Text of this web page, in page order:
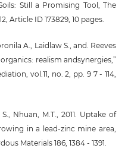
Still a Promising Tool, The
Article ID 173829, 10 pages.
A., Laidlaw S., and. Reeves
realism andsynergies,”
vol.11, no. 2, pp. 9 7 - 114,
Nhuan, M.T., 2011. Uptake of
in a lead-zinc mine area,
Materials 186, 1384 - 1391.